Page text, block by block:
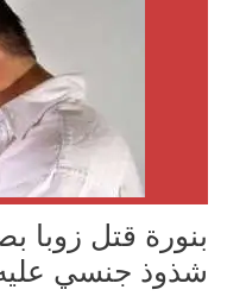
بنورة قتل زوبا
شذوذ جنسي